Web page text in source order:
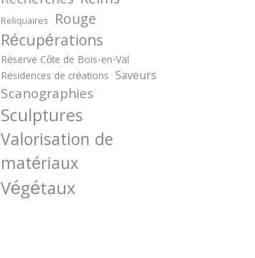
Reliquaires Rouge
Récupérations
Réserve Côte de Bois-en-Val
Résidences de créations Saveurs
Scanographies
Sculptures
Valorisation de
matériaux
Végétaux